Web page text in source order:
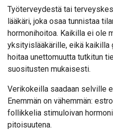
Työterveydestä tai
lääkäri, joka osaa tunnistaa
hormonihoitoa. Kaikilla ei ole
yksityislääkärille, eikä kaikilla
hoitaa unettomuutta tutkitun
suositusten mukaisesti.
Verikokeilla saadaan selville
Enemmän on vähemmän:
follikkelia stimuloivan
pitoisuutena.